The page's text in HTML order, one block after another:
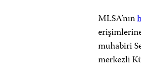
MLSA’nın
muhabiri
merkezli